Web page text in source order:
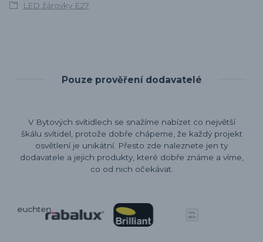
LED žárovky E27
Pouze prověření dodavatelé
V Bytových svítidlech se snažíme nabízet co největší
škálu svítidel, protože dobře chápeme, že každý projekt
osvětlení je unikátní. Přesto zde naleznete jen ty
dodavatele a jejich produkty, které dobře známe a víme,
co od nich očekávat.